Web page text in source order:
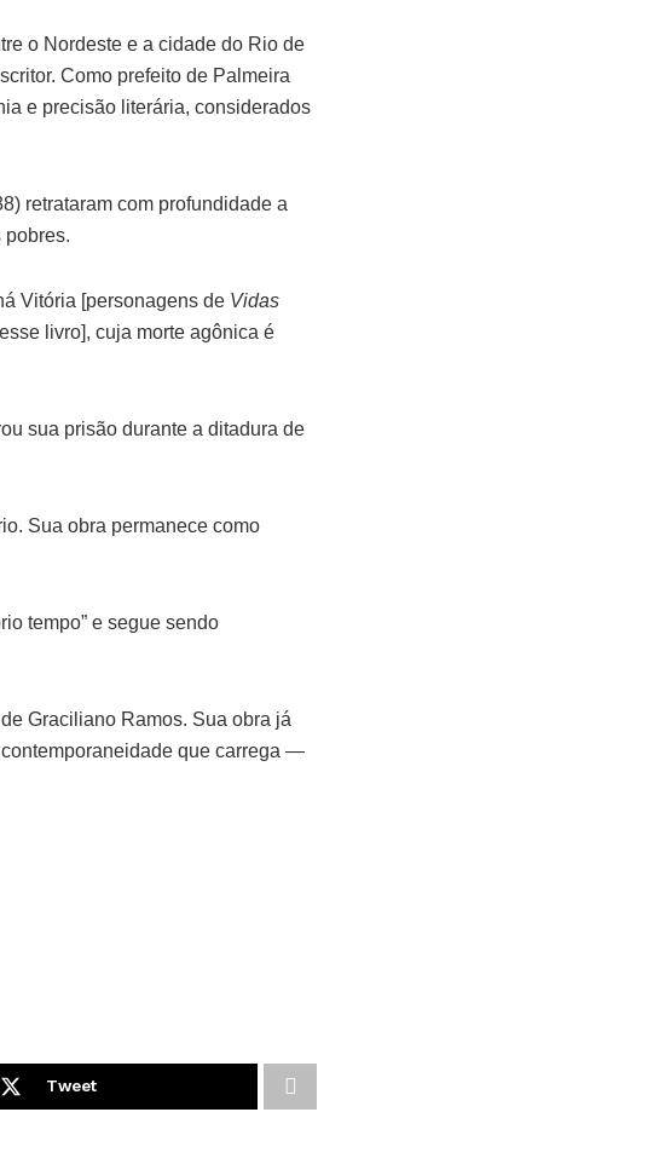
o Nordeste e a cidade do Rio de
Como prefeito de Palmeira
e precisão literária, considerados
retrataram com profundidade a
pobres.
Vitória [personagens de Vidas
livro], cuja morte agônica é
sua prisão durante a ditadura de
Sua obra permanece como
tempo” e segue sendo
Graciliano Ramos. Sua obra já
que carrega —
Tweet